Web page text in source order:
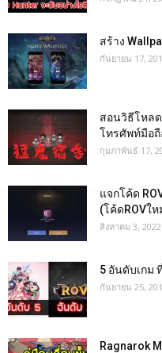
สร้าง
กันยายน 17,
สอนวิธีโหลด
โทรศัพท์มือถื
กุมภาพันธ์ 17,
แจกโค้ด
(โค้ดROVใ
สิงหาคม 3, 2022
5 อันดับเกม
กันยายน 25,
Ragnarok